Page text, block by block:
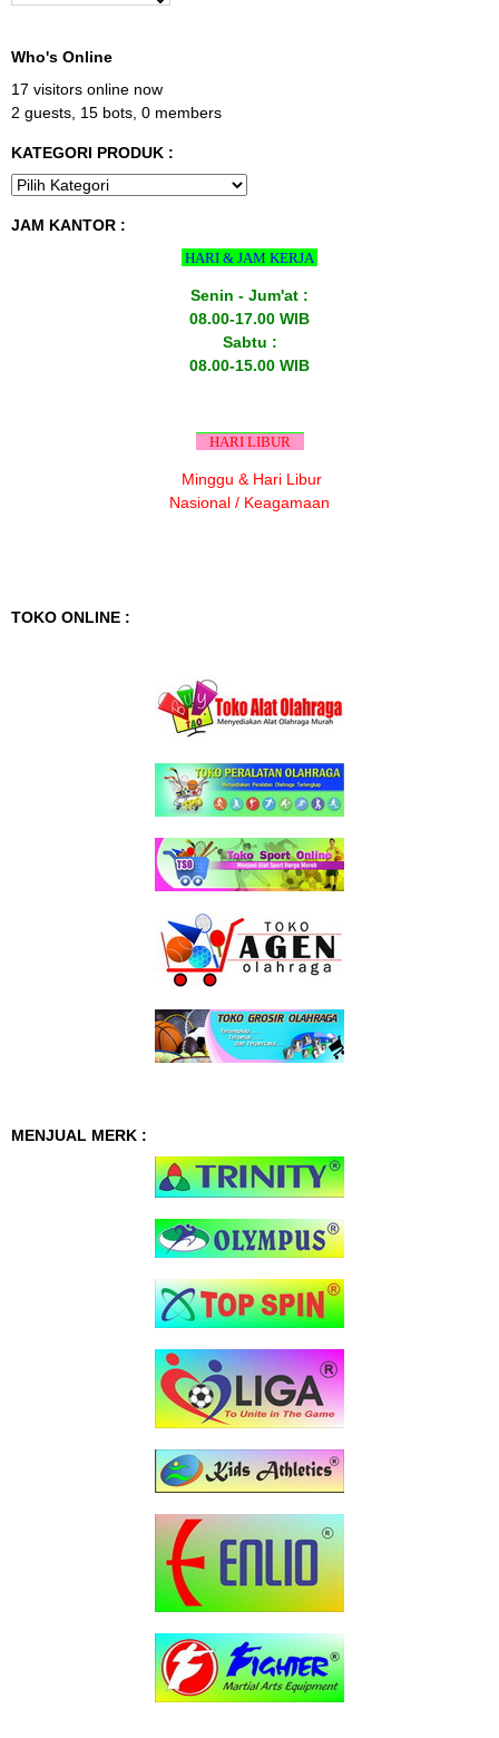
Who's Online
17 visitors online now
2 guests, 15 bots, 0 members
KATEGORI PRODUK :
JAM KANTOR :
HARI & JAM KERJA
Senin - Jum'at :
08.00-17.00 WIB
Sabtu :
08.00-15.00 WIB
HARI LIBUR
Minggu & Hari Libur
Nasional / Keagamaan
TOKO ONLINE :
MENJUAL MERK :